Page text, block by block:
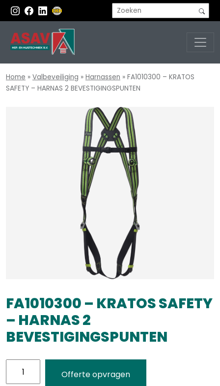
Home » Valbeveiliging » Harnassen » FA1010300 – KRATOS
SAFETY – HARNAS 2 BEVESTIGINGSPUNTEN
FA1010300 – KRATOS SAFETY
– HARNAS 2
BEVESTIGINGSPUNTEN
Offerte opvragen